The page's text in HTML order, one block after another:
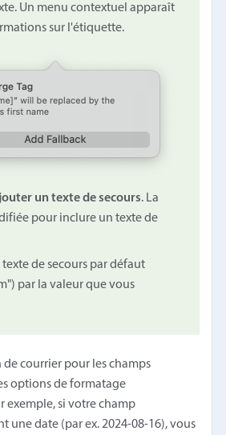
Un menu contextuel apparaît
sur l'étiquette.
un texte de secours. La
pour inclure un texte de
texte de secours par défaut
par la valeur que vous
de courrier pour les champs
options de formatage
exemple, si votre champ
une date (par ex. 2024-08-16), vous